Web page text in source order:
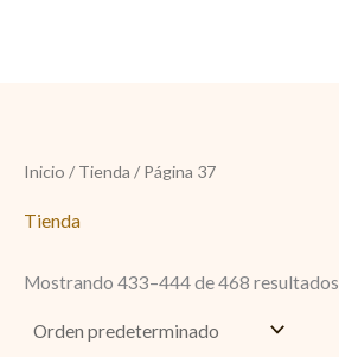
Inicio /Tienda / Página 37
Tienda
Mostrando 433–444 de 468 resultados